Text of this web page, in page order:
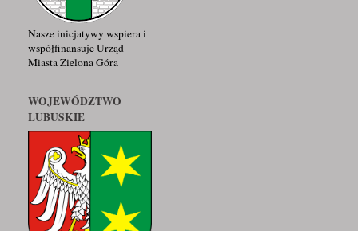
Nasze inicjatywy wspiera i
współfinansuje Urząd
Miasta Zielona Góra
WOJEWÓDZTWO
LUBUSKIE